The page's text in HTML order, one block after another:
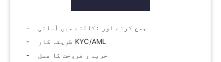
جمع کرنے اور نکالنے میں آسانی
KYC/AML طریقہ کار
خرید و فروخت کا عمل